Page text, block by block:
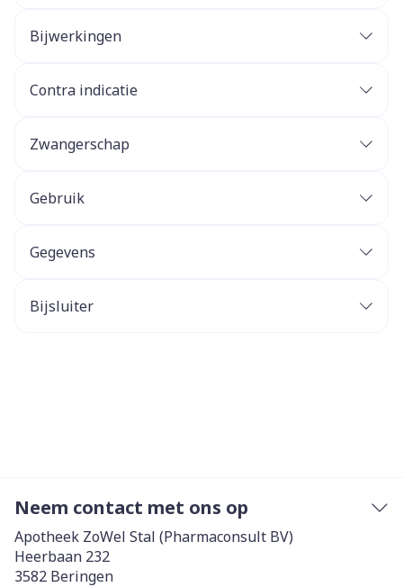
Bijwerkingen
Contra indicatie
Zwangerschap
Gebruik
Gegevens
Bijsluiter
Neem contact met ons op
Apotheek ZoWel Stal (Pharmaconsult BV)
Heerbaan 232
3582 Beringen